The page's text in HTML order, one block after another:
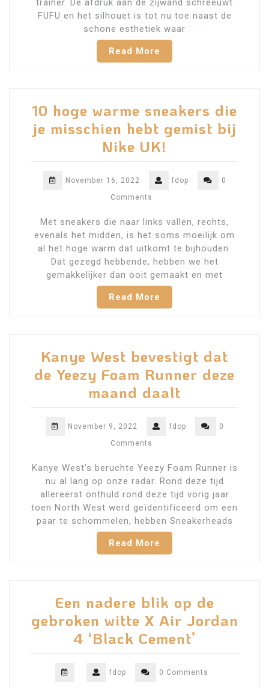
FUFU en het silhouet is tot nu toe naast de
schone esthetiek waar
Read More
10 hoge warme sneakers die
je misschien hebt gemist bij
Nike UK!
November 16, 2022 fdop
0
Comments
Met sneakers die naar links vallen, rechts,
evenals het midden, is het soms moeilijk om
al het hoge warm dat uitkomt te bijhouden.
Dat gezegd hebbende, hebben we het
gemakkelijker dan ooit gemaakt en met
Read More
Kanye West bevestigt dat
de Yeezy Foam Runner deze
maand daalt
November 9, 2022 fdop
0
Comments
Kanye West’s beruchte Yeezy Foam Runner is
nu al lang op onze radar. Rond deze tijd
allereerst onthuld rond deze tijd vorig jaar
toen North West werd geïdentificeerd om een
​​paar te schommelen, hebben Sneakerheads
Read More
Een nadere blik op de
gebroken witte X Air Jordan
4 ‘Black Cement’
fdop 0 Comments